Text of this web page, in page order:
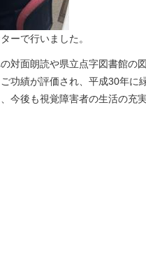
ーで行いました。
対面朗読や県立点字図書館の
功績が評価され、平成30年に
今後も視覚障害者の生活の充